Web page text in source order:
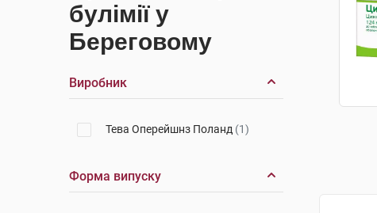
булімії у
Береговому
Виробник
Тева Оперейшнз Поланд (1)
Форма випуску